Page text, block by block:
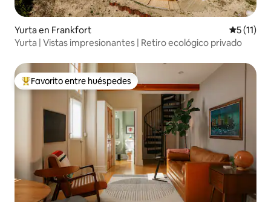
Yurta en Frankfort
5 (11)
Yurta | Vistas impresionantes | Retiro ecológico privado
Favorito entre huéspedes preferido
Favorito entre huéspedes